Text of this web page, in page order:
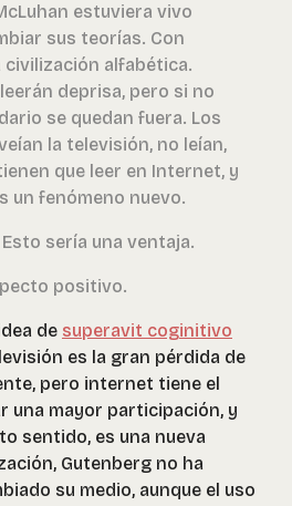
estuviera vivo
sus teorías. Con
civilización alfabética.
deprisa, pero si no
se quedan fuera. Los
la televisión, no leían,
que leer en Internet, y
un fenómeno nuevo.
Esto sería una ventaja.
positivo.
de superavit coginitivo
es la gran pérdida de
pero internet tiene el
una mayor participación, y
sentido, es una nueva
Gutenberg no ha
su medio, aunque el uso